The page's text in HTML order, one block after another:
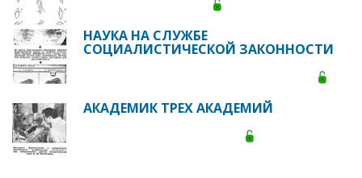
НАУКА НА СЛУЖБЕ
СОЦИАЛИСТИЧЕСКОЙ ЗАКОННОСТИ
АКАДЕМИК ТРЕХ АКАДЕМИЙ